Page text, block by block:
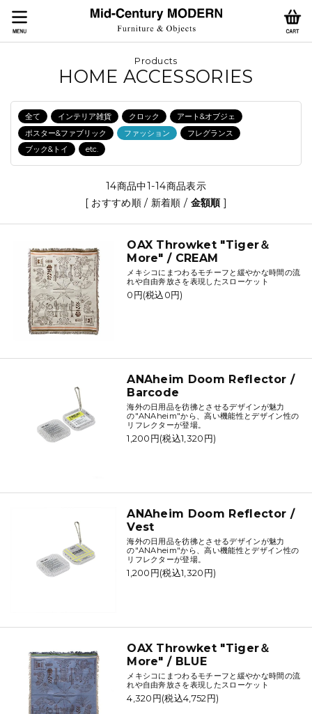
Products
HOME ACCESSORIES
全て インテリア雑貨 クロック
アート&オブジェ
ポスター&ファブリック
ファッション
フレグランス
ブック&トイ
etc.
14商品中1-14商品表示
[ おすすめ順/ 新着順 / 金額順]
OAX Throwket "Tiger＆
More" / CREAM
メキシコにまつわるモチーフと緩やかな時間の流
れや自由奔放さを表現したスローケット
0円(税込0円)
ANAheim Doom Reflector /
Barcode
海外の日用品を彷彿とさせるデザインが魅力
の"ANAheim"から、高い機能性とデザイン性の
リフレクターが登場。
1,200円(税込1,320円)
ANAheim Doom Reflector /
Vest
海外の日用品を彷彿とさせるデザインが魅力
の"ANAheim"から、高い機能性とデザイン性の
リフレクターが登場。
1,200円(税込1,320円)
OAX Throwket "Tiger＆
More" / BLUE
メキシコにまつわるモチーフと緩やかな時間の流
れや自由奔放さを表現したスローケット
4,320円(税込4,752円)